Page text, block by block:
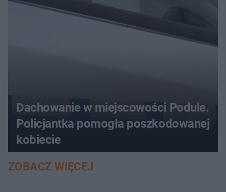
Dachowanie w miejscowości Podule.
Policjantka pomogła poszkodowanej
kobiecie
ZOBACZ WIĘCEJ